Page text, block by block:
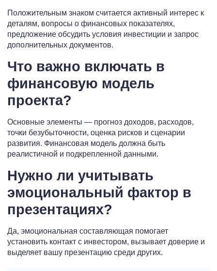
Положительным знаком считается активный интерес к
деталям, вопросы о финансовых показателях,
предложение обсудить условия инвестиции и запрос
дополнительных документов.
Что важно включать в
финансовую модель
проекта?
Основные элементы — прогноз доходов, расходов,
точки безубыточности, оценка рисков и сценарии
развития. Финансовая модель должна быть
реалистичной и подкрепленной данными.
Нужно ли учитывать
эмоциональный фактор в
презентациях?
Да, эмоциональная составляющая помогает
установить контакт с инвестором, вызывает доверие и
выделяет вашу презентацию среди других.